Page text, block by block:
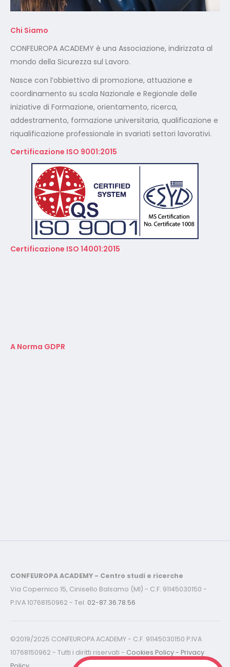
Chi Siamo
CONFEUROPA ACADEMY è una Associazione, indirizzata al
mondo della Sicurezza sul Lavoro.
Nasce con l’obbiettivo di promozione, attuazione e
coordinamento su scala Nazionale e Regionale delle
iniziative di Formazione, orientamento, ricerca,
addestramento, formazione universitaria, qualificazione e
riqualificazione professionale in svariati settori lavorativi.
Certificazione ISO 9001:2015
Certificazione ISO 14001:2015
A Norma GDPR
CONFEUROPA ACADEMY - Centro studi e ricerche
Via Copernico 15, Cinisello Balsamo (MI) - C.F. 91145030150 -
P.IVA 10768150962 - Tel. 02-87.36.78.56
©2019/2025 CONFEUROPA ACADEMY - C.F. 91145030150 P.IVA
10768150962 - Tutti i diritti riservati - Cookies Policy - Privacy